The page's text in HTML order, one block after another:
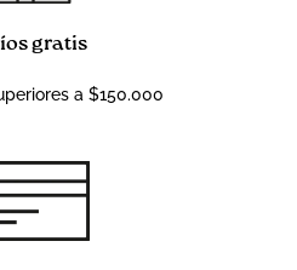
gratis
a $150.000